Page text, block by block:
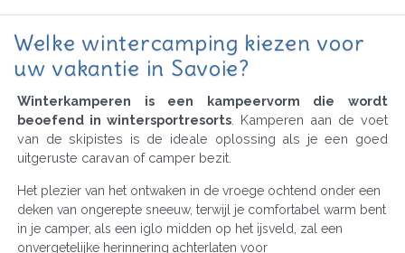
Welke wintercamping kiezen voor
uw vakantie in Savoie?
Winterkamperen is een kampeervorm die wordt
beoefend in wintersportresorts . Kamperen aan de voet
van de skipistes is de ideale oplossing als je een goed
uitgeruste caravan of camper bezit.
Het plezier van het ontwaken in de vroege ochtend onder een
deken van ongerepte sneeuw, terwijl je comfortabel warm bent
in je camper, als een iglo midden op het ijsveld, zal een
onvergetelijke herinnering achterlaten voor